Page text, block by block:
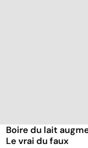
Boire du lait
Le vrai du faux